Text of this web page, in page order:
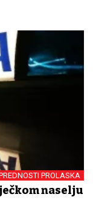
PROLASKA
naselju